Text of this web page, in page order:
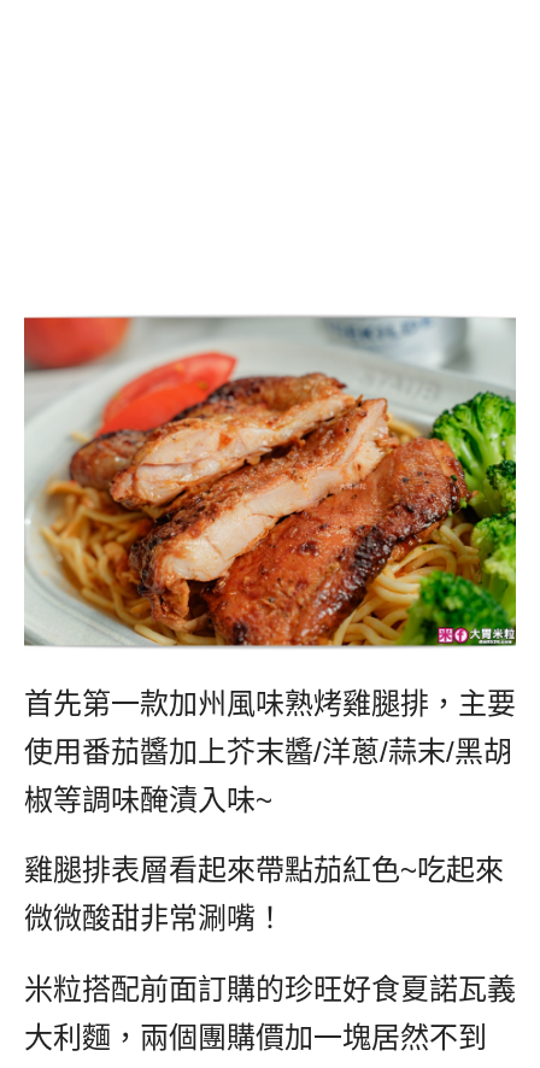
首先第一款加州風味熟烤雞腿排，主要
使用番茄醬加上芥末醬/洋蔥/蒜末/黑胡
椒等調味醃漬入味~
雞腿排表層看起來帶點茄紅色~吃起來
微微酸甜非常涮嘴！
米粒搭配前面訂購的珍旺好食夏諾瓦義
大利麵，兩個團購價加一塊居然不到